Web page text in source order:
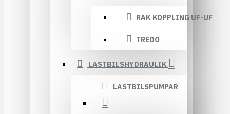
RAK KOPPLING UF-UF
TREDO
LASTBILSHYDRAULIK
LASTBILSPUMPAR